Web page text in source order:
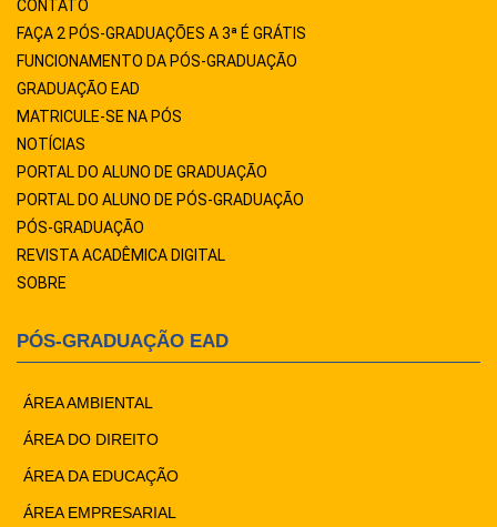
CONTATO
FAÇA 2 PÓS-GRADUAÇÕES A 3ª É GRÁTIS
FUNCIONAMENTO DA PÓS-GRADUAÇÃO
GRADUAÇÃO EAD
MATRICULE-SE NA PÓS
NOTÍCIAS
PORTAL DO ALUNO DE GRADUAÇÃO
PORTAL DO ALUNO DE PÓS-GRADUAÇÃO
PÓS-GRADUAÇÃO
REVISTA ACADÊMICA DIGITAL
SOBRE
PÓS-GRADUAÇÃO EAD
ÁREA AMBIENTAL
ÁREA DO DIREITO
ÁREA DA EDUCAÇÃO
ÁREA EMPRESARIAL